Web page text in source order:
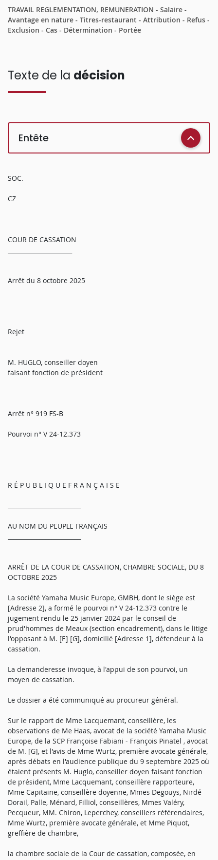
TRAVAIL REGLEMENTATION, REMUNERATION - Salaire -
Avantage en nature - Titres-restaurant - Attribution - Refus -
Exclusion - Cas - Détermination - Portée
Texte de la décision
Entête
SOC.
CZ
COUR DE CASSATION
Arrêt du 8 octobre 2025
Rejet
M. HUGLO, conseiller doyen
faisant fonction de président
Arrêt n° 919 FS-B
Pourvoi n° V 24-12.373
R É P U B L I Q U E F R A N Ç A I S E
AU NOM DU PEUPLE FRANÇAIS
ARRÊT DE LA COUR DE CASSATION, CHAMBRE SOCIALE, DU 8
OCTOBRE 2025
La société Yamaha Music Europe, GMBH, dont le siège est
[Adresse 2], a formé le pourvoi n° V 24-12.373 contre le
jugement rendu le 25 janvier 2024 par le conseil de
prud'hommes de Meaux (section encadrement), dans le litige
l'opposant à M. [E] [G], domicilié [Adresse 1], défendeur à la
cassation.
La demanderesse invoque, à l'appui de son pourvoi, un
moyen de cassation.
Le dossier a été communiqué au procureur général.
Sur le rapport de Mme Lacquemant, conseillère, les
observations de Me Haas, avocat de la société Yamaha Music
Europe, de la SCP Françoise Fabiani - François Pinatel , avocat
de M. [G], et l'avis de Mme Wurtz, première avocate générale,
après débats en l'audience publique du 9 septembre 2025 où
étaient présents M. Huglo, conseiller doyen faisant fonction
de président, Mme Lacquemant, conseillère rapporteure,
Mme Capitaine, conseillère doyenne, Mmes Degouys, Nirdé-
Dorail, Palle, Ménard, Filliol, conseillères, Mmes Valéry,
Pecqueur, MM. Chiron, Leperchey, conseillers référendaires,
Mme Wurtz, première avocate générale, et Mme Piquot,
greffière de chambre,
la chambre sociale de la Cour de cassation, composée, en